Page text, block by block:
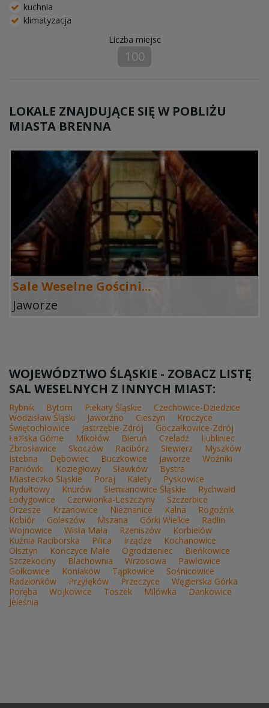
kuchnia
klimatyzacja
Liczba miejsc
100
LOKALE ZNAJDUJĄCE SIĘ W POBLIŻU
MIASTA BRENNA
Sale Weselne Gościni...
Jaworze
WOJEWÓDZTWO ŚLĄSKIE - ZOBACZ LISTĘ
SAL WESELNYCH Z INNYCH MIAST:
Rybnik Bytom Piekary Śląskie
Czechowice-Dziedzice
Wodzisław Śląski
Jaworzno Cieszyn
Kroczyce
Świętochłowice
Jastrzębie-Zdrój
Goczałkowice-Zdrój
Łaziska Górne
Mikołów Bieruń Czeladź
Lubliniec
Zbrosławice
Skoczów Racibórz Siewierz
Myszków
Istebna
Dębowiec Buczkowice Jaworze
Woźniki
Paniówki
Koziegłowy Sławków
Bystra
Miasteczko Śląskie
Poraj Kalety
Pyskowice
Rydułtowy
Knurów Siemianowice Śląskie
Rychwałd
Łodygowice
Czerwionka-Leszczyny
Szczerbice
Orzesze
Krzanowice Nieznanice Kalna
Rogoźnik
Kobiór
Goleszów Mszana Górki Wielkie
Radlin
Wojnowice
Wisła Mała Rzeniszów
Korbielów
Kuźnia Raciborska
Pilica Irządze
Kochanowice
Olsztyn
Kończyce Małe Ogrodzieniec
Bieńkowice
Szczekociny
Blachownia Wrzosowa
Pawłowice
Gołkowice
Koniaków Tąpkowice
Sośnicowice
Radzionków
Przyłęków Przeczyce
Węgierska Górka
Poręba
Wojkowice Toszek Milówka
Dankowice
Jeleśnia